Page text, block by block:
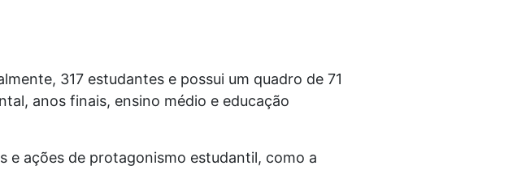
317 estudantes e possui um quadro de 71
anos finais, ensino médio e educação
e ações de protagonismo estudantil, como a